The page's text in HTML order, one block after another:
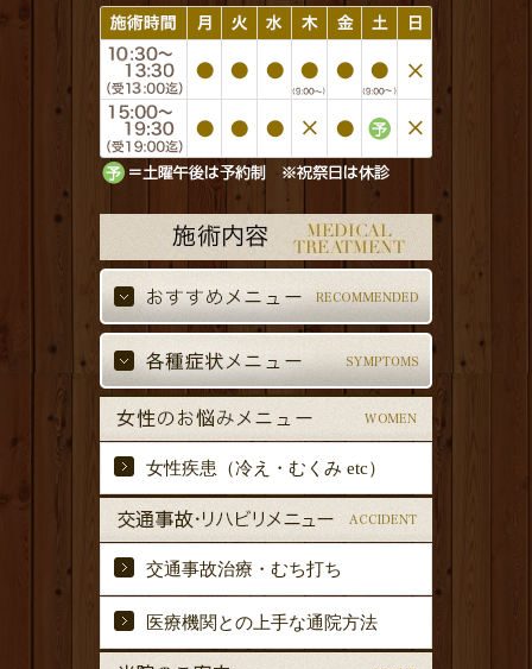
女性疾患（冷え・むくみ etc）
交通事故治療・むち打ち
医療機関との上手な通院方法